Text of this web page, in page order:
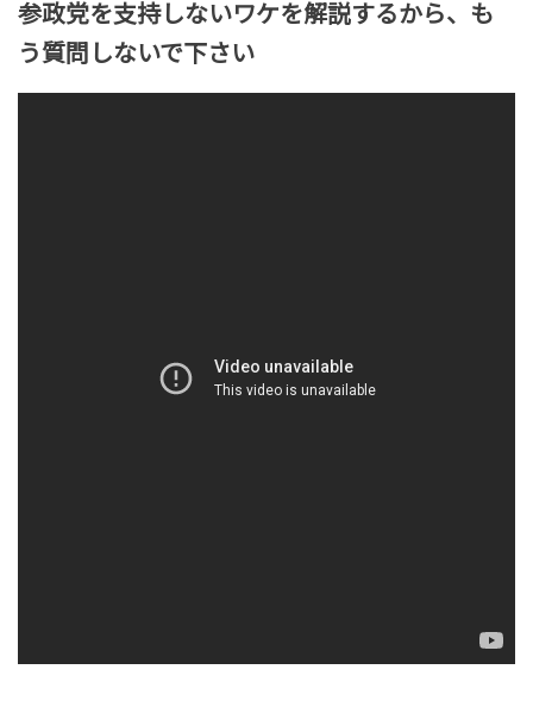
参政党を支持しないワケを解説するから、も
う質問しないで下さい